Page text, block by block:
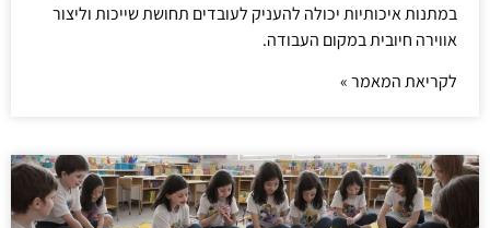
במתנות איכותיות יכולה להעניק לעובדים תחושת שייכות וליצור
אווירה חיובית במקום העבודה.
לקריאת המאמר »